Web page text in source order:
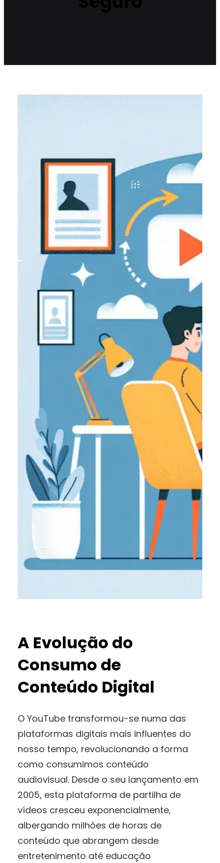
A Evolução do
Consumo de
Conteúdo Digital
O YouTube transformou-se numa das
plataformas digitais mais influentes do
nosso tempo, revolucionando a forma
como consumimos conteúdo
audiovisual. Desde o seu lançamento em
2005, esta plataforma de partilha de
vídeos cresceu exponencialmente,
albergando milhões de horas de
conteúdo que abrangem desde
entretenimento até educação